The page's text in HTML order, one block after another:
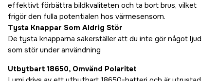
effektivt förbättra bildkvaliteten och ta bort brus, vilket
frigör den fulla potentialen hos värmesensorn.
Tysta Knappar Som Aldrig Stör
De tysta knapparna säkerställer att du inte gör något ljud
som stör under användning
Utbytbart 18650, Omvänd Polaritet